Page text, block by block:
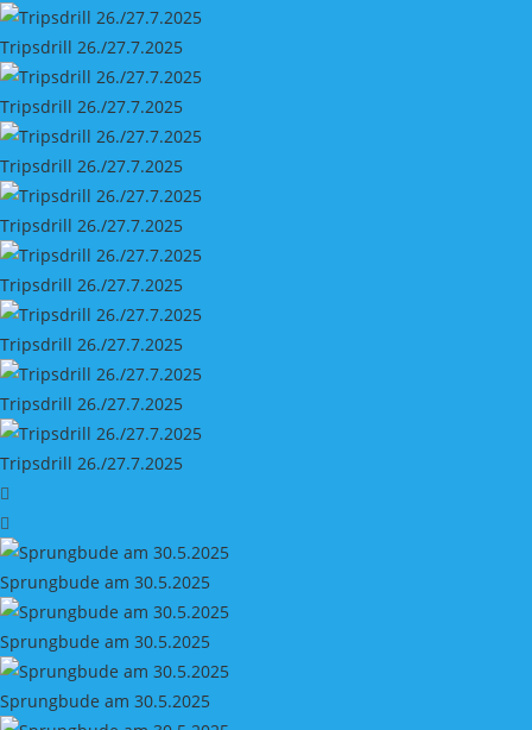
Tripsdrill 26./27.7.2025
Tripsdrill 26./27.7.2025
Tripsdrill 26./27.7.2025
Tripsdrill 26./27.7.2025
Tripsdrill 26./27.7.2025
Tripsdrill 26./27.7.2025
Tripsdrill 26./27.7.2025
Tripsdrill 26./27.7.2025
Sprungbude am 30.5.2025
Sprungbude am 30.5.2025
Sprungbude am 30.5.2025